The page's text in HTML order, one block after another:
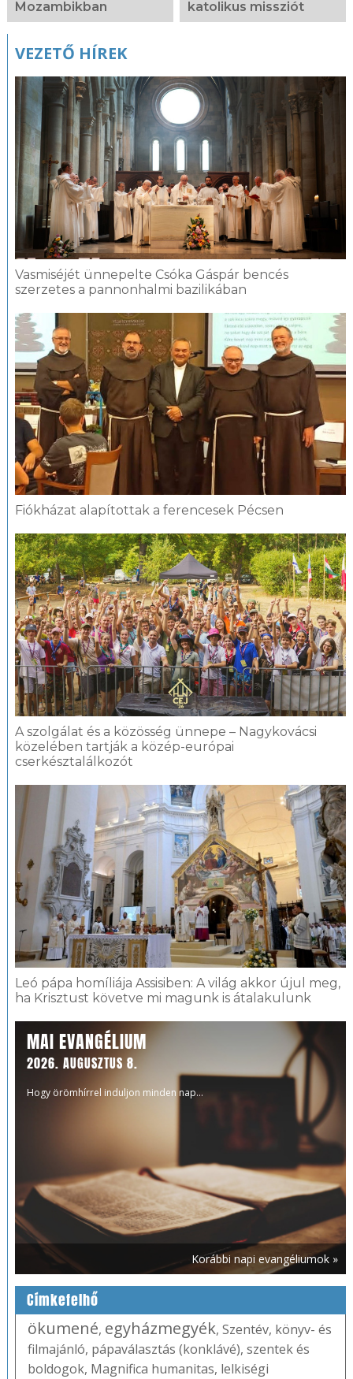
Mozambikban katolikus missziót
VEZETŐ HÍREK
Vasmiséjét ünnepelte Csóka Gáspár bencés
szerzetes a pannonhalmi bazilikában
Fiókházat alapítottak a ferencesek Pécsen
A szolgálat és a közösség ünnepe – Nagykovácsi
közelében tartják a közép-európai
cserkésztalálkozót
Leó pápa homíliája Assisiben: A világ akkor újul meg,
ha Krisztust követve mi magunk is átalakulunk
MAI EVANGÉLIUM
2026. AUGUSZTUS 8.
Hogy örömhírrel induljon minden nap...
Korábbi napi evangéliumok »
Címkefelhő
ökumené, egyházmegyék, Szentév, könyv- és
filmajánló, pápaválasztás (konklávé), szentek és
boldogok, Magnifica humanitas, lelkiségi